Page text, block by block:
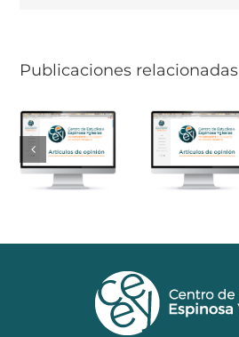
Publicaciones relacionadas